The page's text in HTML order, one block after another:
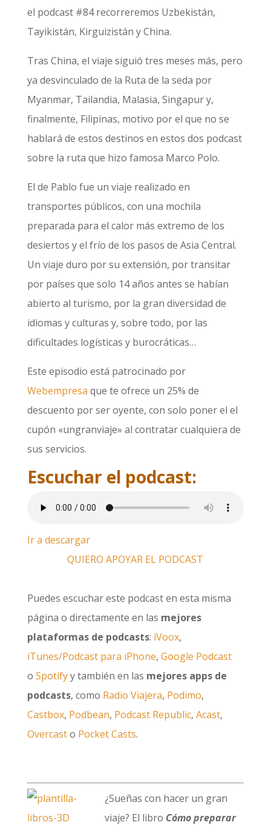
el podcast #84 recorreremos Uzbekistán,
Tayikistán, Kirguizistán y China.
Tras China, el viaje siguió tres meses más, pero
ya desvinculado de la Ruta de la seda por
Myanmar, Tailandia, Malasia, Singapur y,
finalmente, Filipinas, motivo por el que no se
hablará de estos destinos en estos dos podcast
sobre la ruta que hizo famosa Marco Polo.
El de Pablo fue un viaje realizado en
transportes públicos, con una mochila
preparada para el calor más extremo de los
desiertos y el frío de los pasos de Asia Central.
Un viaje duro por su extensión, por transitar
por países que solo 14 años antes se habían
abierto al turismo, por la gran diversidad de
idiomas y culturas y, sobre todo, por las
dificultades logísticas y burocráticas…
Este episodio está patrocinado por
Webempresa que te ofrece un 25% de
descuento por ser oyente, con solo poner el el
cupón «ungranviaje» al contratar cualquiera de
sus servicios.
Escuchar el podcast:
Ir a descargar
QUIERO APOYAR EL PODCAST
Puedes escuchar este podcast en esta misma
página o directamente en las mejores
plataformas de podcasts: iVoox,
iTunes/Podcast para iPhone, Google Podcast
o Spotifyy también en las mejores apps de
podcasts, como Radio Viajera, Podimo,
Castbox, Podbean, Podcast Republic, Acast,
Overcasto Pocket Casts.
¿Sueñas con hacer un gran
viaje? El libro Cómo preparar